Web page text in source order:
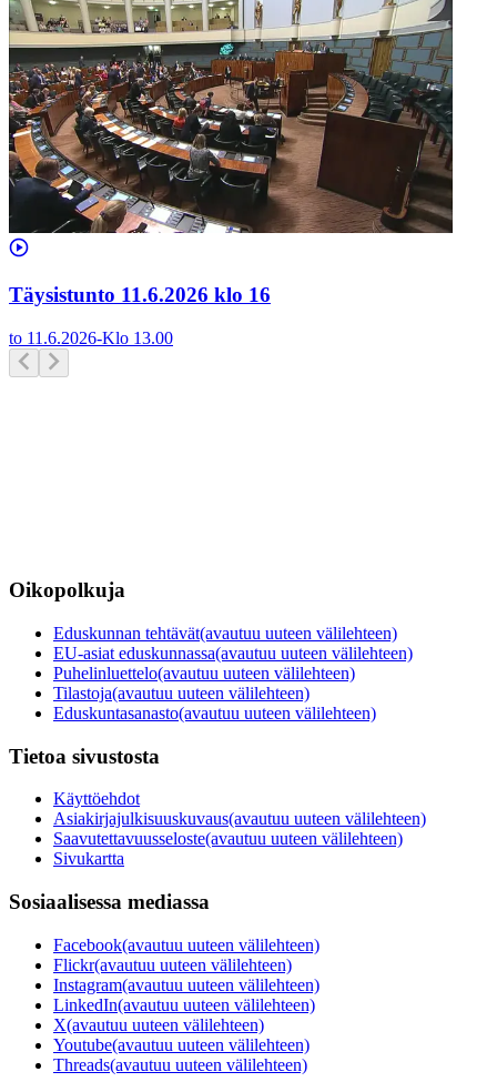
Täysistunto 11.6.2026 klo 16
to 11.6.2026-Klo 13.00
Oikopolkuja
Eduskunnan tehtävät(avautuu uuteen välilehteen)
EU-asiat eduskunnassa(avautuu uuteen välilehteen)
Puhelinluettelo(avautuu uuteen välilehteen)
Tilastoja(avautuu uuteen välilehteen)
Eduskuntasanasto(avautuu uuteen välilehteen)
Tietoa sivustosta
Käyttöehdot
Asiakirjajulkisuuskuvaus(avautuu uuteen välilehteen)
Saavutettavuusseloste(avautuu uuteen välilehteen)
Sivukartta
Sosiaalisessa mediassa
Facebook(avautuu uuteen välilehteen)
Flickr(avautuu uuteen välilehteen)
Instagram(avautuu uuteen välilehteen)
LinkedIn(avautuu uuteen välilehteen)
X(avautuu uuteen välilehteen)
Youtube(avautuu uuteen välilehteen)
Threads(avautuu uuteen välilehteen)